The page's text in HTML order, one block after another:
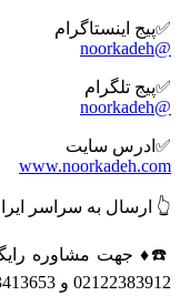
✅پیج اینستاگرام
@noorkadeh
✅پیج تلگرام
@noorkadeh
✅ادرس سایت
www.noorkadeh.com
👆 ارسال به سراسر
☎️♦️ جهت مشاوره
02122383912 و 09353413653 تماس حاصل نمایید.